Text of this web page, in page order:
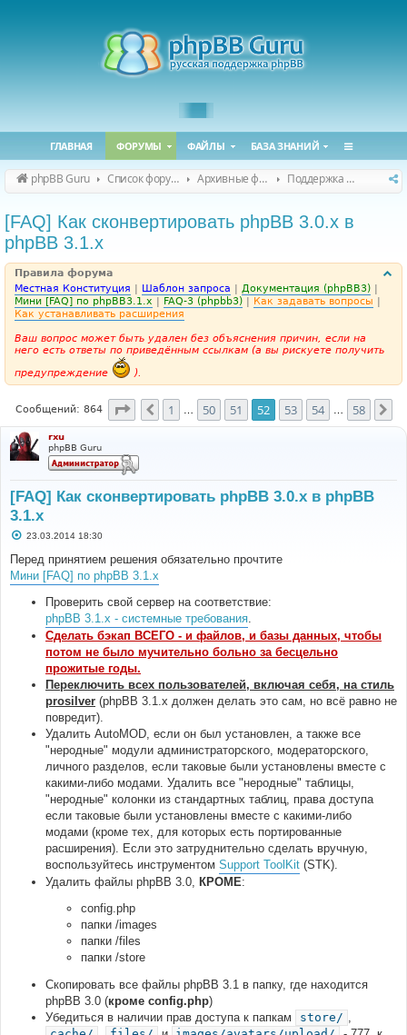
ГЛАВНАЯ ФОРУМЫ ФАЙЛЫ БАЗА ЗНАНИЙ
phpBB Guru Список форумов Архивные форумы Поддержка phpBB 3.1.x
[FAQ] Как сконвертировать phpBB 3.0.х в
phpBB 3.1.х
Правила форума
Местная Конституция | Шаблон запроса | Документация (phpBB3) |
Мини [FAQ] по phpBB3.1.x | FAQ-3 (phpbb3) | Как задавать вопросы |
Как устанавливать расширения
Ваш вопрос может быть удален без объяснения причин, если на
него есть ответы по приведённым ссылкам (а вы рискуете получить
предупреждение
).
Сообщений: 864 Страница52 из 58
Пред.
1 50 51 52 53 54 58
rxu
phpBB Guru
[FAQ] Как сконвертировать phpBB 3.0.х в phpBB
3.1.х
С
о
б
щ
е
23.03.2014 18:30
Перед принятием решения обязательно прочтите
Мини [FAQ] по phpBB 3.1.x
Проверить свой сервер на соответствие:
phpBB 3.1.x - системные требования.
Сделать бэкап ВСЕГО - и файлов, и базы данных, чтобы
потом не было мучительно больно за бесцельно
прожитые годы.
Переключить всех пользователей, включая себя, на стиль
prosilver (phpBB 3.1.х должен делать это сам, но всё равно не
повредит).
Удалить AutoMOD, если он был установлен, а также все
"неродные" модули администраторского, модераторского,
личного разделов, если таковые были установлены вместе с
какими-либо модами. Удалить все "неродные" таблицы,
"неродные" колонки из стандартных таблиц, права доступа
если таковые были установлены вместе с какими-либо
модами (кроме тех, для которых есть портированные
расширения). Если это затруднительно сделать вручную,
воспользуйтесь инструментом Support ToolKit (STK).
Удалить файлы phpBB 3.0, КРОМЕ:
config.php
папки /images
папки /files
папки /store
Скопировать все файлы phpBB 3.1 в папку, где находится
phpBB 3.0 (кроме config.php)
Убедиться в наличии прав доступа к папкам
store/